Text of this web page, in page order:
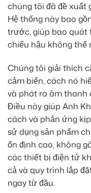
chúng tôi đã đề xuất
Hệ thống này bao
trước, giúp bao quát
chiếu hậu không thể
Chúng tôi giải thích
cảm biến, cách nó
và phát ra âm thanh
Điều này giúp Anh
cách và phản ứng
sử dụng sản phẩm
ổn định cao, không
các thiết bị điện tử
cả và quy trình lắp
ngay từ đầu.